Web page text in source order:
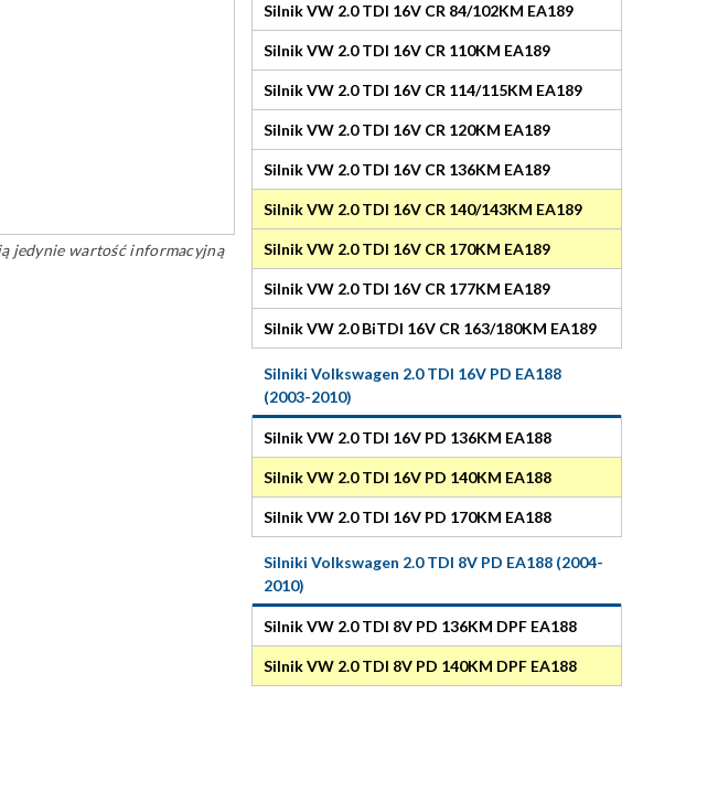
jedynie wartość informacyjną
Silnik VW 2.0 TDI 16V CR 84/102KM EA189
Silnik VW 2.0 TDI 16V CR 110KM EA189
Silnik VW 2.0 TDI 16V CR 114/115KM EA189
Silnik VW 2.0 TDI 16V CR 120KM EA189
Silnik VW 2.0 TDI 16V CR 136KM EA189
Silnik VW 2.0 TDI 16V CR 140/143KM EA189
Silnik VW 2.0 TDI 16V CR 170KM EA189
Silnik VW 2.0 TDI 16V CR 177KM EA189
Silnik VW 2.0 BiTDI 16V CR 163/180KM EA189
Silniki Volkswagen 2.0 TDI 16V PD EA188
(2003-2010)
Silnik VW 2.0 TDI 16V PD 136KM EA188
Silnik VW 2.0 TDI 16V PD 140KM EA188
Silnik VW 2.0 TDI 16V PD 170KM EA188
Silniki Volkswagen 2.0 TDI 8V PD EA188 (2004-
2010)
Silnik VW 2.0 TDI 8V PD 136KM DPF EA188
Silnik VW 2.0 TDI 8V PD 140KM DPF EA188